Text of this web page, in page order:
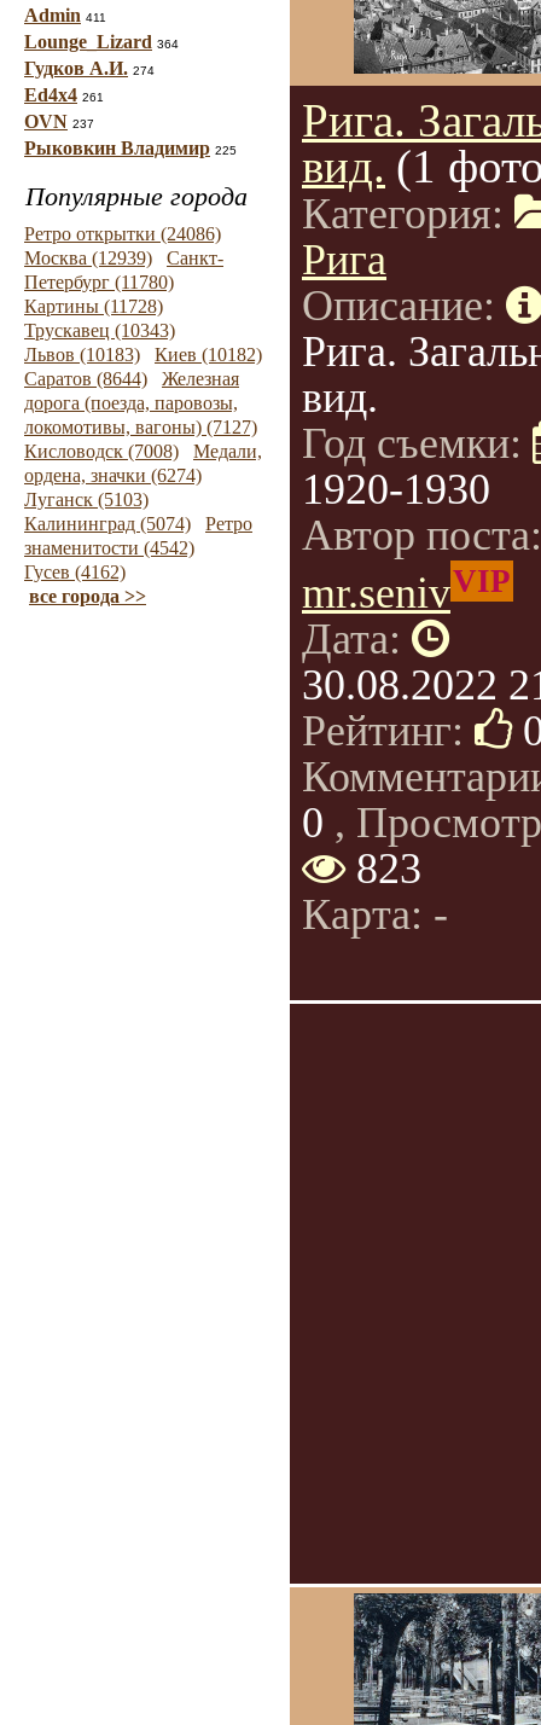
Admin 411
Lounge_Lizard 364
Гудков А.И. 274
Ed4x4 261
OVN 237
Рыковкин Владимир 225
Популярные города
Ретро открытки (24086)
Москва (12939)
Санкт-
Петербург (11780)
Картины (11728)
Трускавец (10343)
Львов (10183)
Киев (10182)
Саратов (8644)
Железная
дорога (поезда, паровозы,
локомотивы, вагоны) (7127)
Кисловодск (7008)
Медали,
ордена, значки (6274)
Луганск (5103)
Калининград (5074)
Ретро
знаменитости (4542)
Гусев (4162)
все города >>
Рига.
вид. (1
Категория:
Рига
Описание:
Рига.
вид.
Год съемки:
1920-1930
Автор
mr.senivVIP
Дата:
30.08.2022
Рейтинг:
0 ,
823
Карта: -